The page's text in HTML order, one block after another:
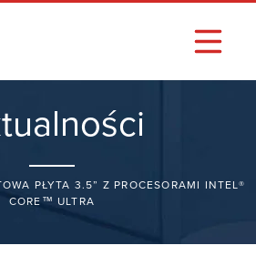
PŁYTA 3.5” Z PROCESORAMI INTEL®
CORE™ ULTRA